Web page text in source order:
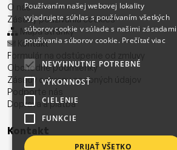
O nás
Zásady používania cookies
Mapa stránky
Kontakt
Formulár na odstúpenie od zmluvy
Obchodné podmienky
Zásady ochrany osobných údajov
Podporte nás
Doprava a platba
Kontakt
Používaním našej webovej lokality
vyjadrujete súhlas s používaním všetkých
súborov cookie v súlade s našimi zásadami
používania súborov cookie. Prečítať viac
NEVYHNUTNE POTREBNÉ
VÝKONNOSŤ
CIELENIE
FUNKCIE
PRIJAŤ VŠETKO